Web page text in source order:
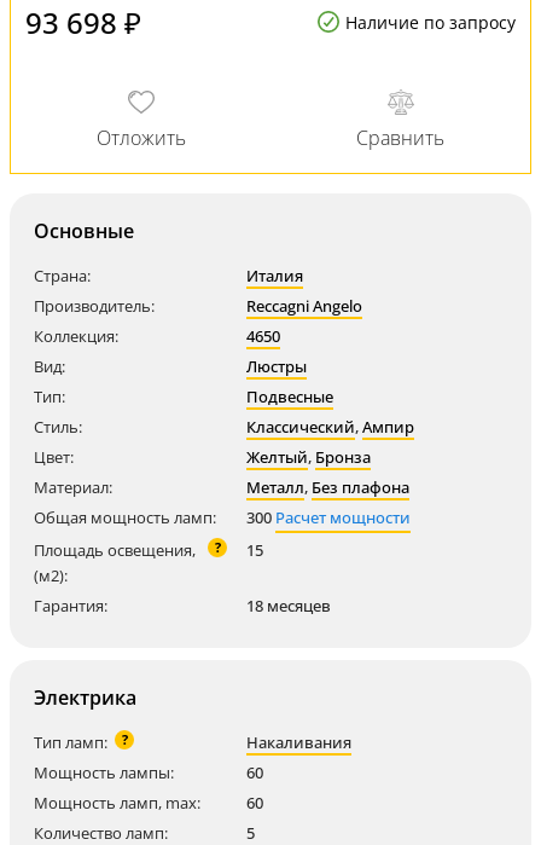
93 698 ₽ Наличие по запросу
Основные
Страна:
Италия
Производитель:
Reccagni Angelo
Коллекция:
4650
Вид:
Люстры
Тип:
Подвесные
Стиль:
Классический,Ампир
Цвет:
Желтый, Бронза
Материал:
Металл, Без плафона
Общая мощность ламп:
300 Расчет мощности
Площадь освещения,
(м2):
? 15
Гарантия: 18 месяцев
Электрика
Тип ламп: ?
Накаливания
Мощность лампы:
60
Мощность ламп, max:
60
Количество ламп:
5